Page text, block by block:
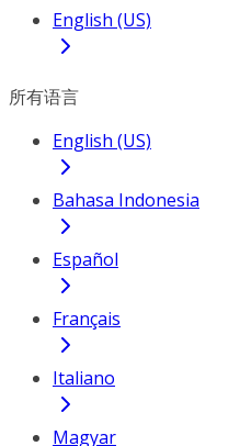
English (US)
所有语言
English (US)
Bahasa Indonesia
Español
Français
Italiano
Magyar